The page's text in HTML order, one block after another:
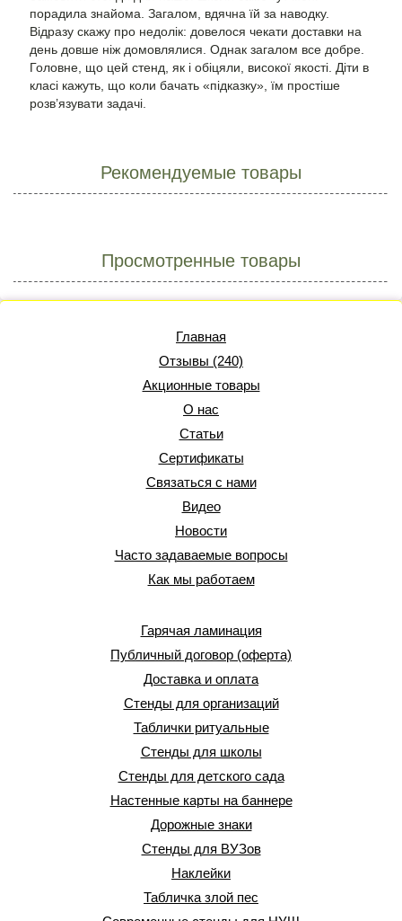
порадила знайома. Загалом, вдячна їй за наводку.
Відразу скажу про недолік: довелося чекати доставки на
день довше ніж домовлялися. Однак загалом все добре.
Головне, що цей стенд, як і обіцяли, високої якості. Діти в
класі кажуть, що коли бачать «підказку», їм простіше
розв’язувати задачі.
Рекомендуемые товары
Просмотренные товары
Главная
Отзывы (240)
Акционные товары
О нас
Статьи
Сертификаты
Связаться с нами
Видео
Новости
Часто задаваемые вопросы
Как мы работаем
Гарячая ламинация
Публичный договор (оферта)
Доставка и оплата
Стенды для организаций
Таблички ритуальные
Стенды для школы
Стенды для детского сада
Настенные карты на баннере
Дорожные знаки
Стенды для ВУЗов
Наклейки
Табличка злой пес